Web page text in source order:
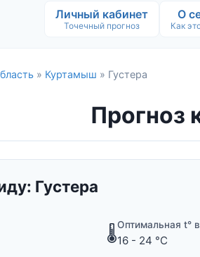
Личный кабинет
Точечный прогноз
О
Как
» Куртамыш » Густера
Прогноз
Густера
🌡️Оптимальная t°
16 - 24 °C